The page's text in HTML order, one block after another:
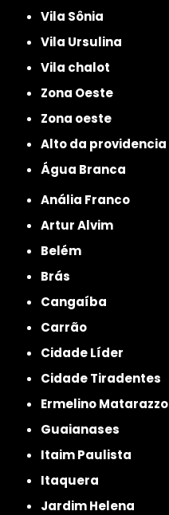
Vila Sônia
Vila Ursulina
Vila chalot
Zona Oeste
Zona oeste
alto da providencia
Água Branca
Anália Franco
Artur Alvim
Belém
Brás
Cangaíba
Carrão
Cidade Líder
Cidade Tiradentes
Ermelino Matarazzo
Guaianases
Itaim Paulista
Itaquera
Jardim Helena